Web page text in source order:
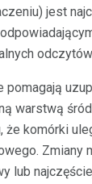
jest
pomagają
warstwą
komórki
Zmiany
lub